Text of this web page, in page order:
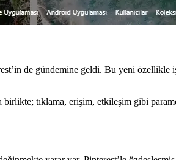
de gündemine geldi. Bu yeni
tıklama, erişim, etkileşim gibi